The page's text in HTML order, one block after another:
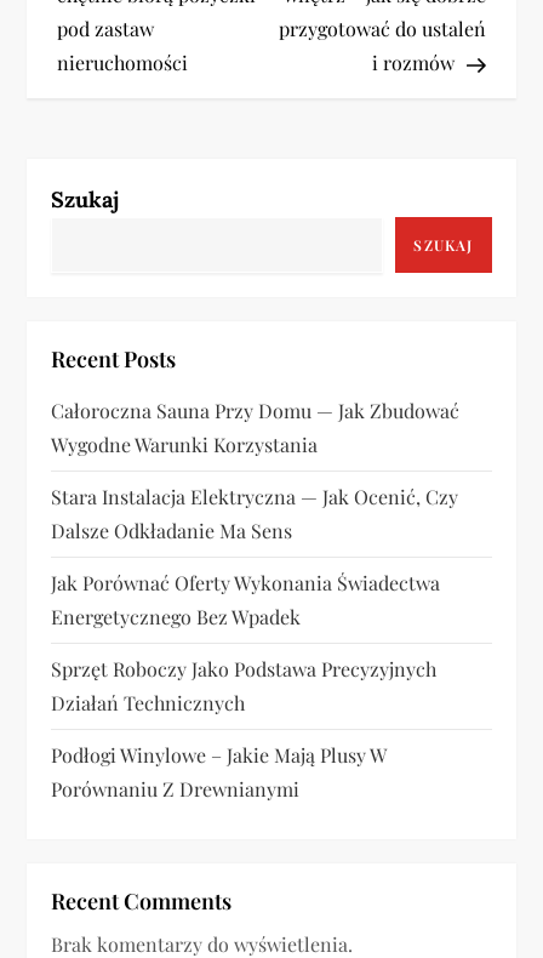
w
a
a
w
p
i
s
u
pod zastaw
nieruchomości
przygotować do ustaleń
i rozmów
Szukaj
SZUKAJ
Recent Posts
Całoroczna Sauna Przy Domu — Jak Zbudować
Wygodne Warunki Korzystania
Stara Instalacja Elektryczna — Jak Ocenić, Czy
Dalsze Odkładanie Ma Sens
Jak Porównać Oferty Wykonania Świadectwa
Energetycznego Bez Wpadek
Sprzęt Roboczy Jako Podstawa Precyzyjnych
Działań Technicznych
Podłogi Winylowe – Jakie Mają Plusy W
Porównaniu Z Drewnianymi
Recent Comments
Brak komentarzy do wyświetlenia.